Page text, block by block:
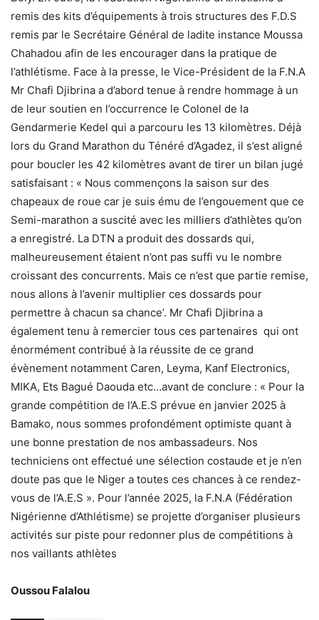
remis des kits d’équipements à trois structures des F.D.S
remis par le Secrétaire Général de ladite instance Moussa
Chahadou afin de les encourager dans la pratique de
l’athlétisme. Face à la presse, le Vice-Président de la F.N.A
Mr Chafi Djibrina a d’abord tenue à rendre hommage à un
de leur soutien en l’occurrence le Colonel de la
Gendarmerie Kedel qui a parcouru les 13 kilomètres. Déjà
lors du Grand Marathon du Ténéré d’Agadez, il s’est aligné
pour boucler les 42 kilomètres avant de tirer un bilan jugé
satisfaisant : « Nous commençons la saison sur des
chapeaux de roue car je suis ému de l’engouement que ce
Semi-marathon a suscité avec les milliers d’athlètes qu’on
a enregistré. La DTN a produit des dossards qui,
malheureusement étaient n’ont pas suffi vu le nombre
croissant des concurrents. Mais ce n’est que partie remise,
nous allons à l’avenir multiplier ces dossards pour
permettre à chacun sa chance’. Mr Chafi Djibrina a
également tenu à remercier tous ces partenaires qui ont
énormément contribué à la réussite de ce grand
évènement notamment Caren, Leyma, Kanf Electronics,
MIKA, Ets Bagué Daouda etc…avant de conclure : « Pour la
grande compétition de l’A.E.S prévue en janvier 2025 à
Bamako, nous sommes profondément optimiste quant à
une bonne prestation de nos ambassadeurs. Nos
techniciens ont effectué une sélection costaude et je n’en
doute pas que le Niger a toutes ces chances à ce rendez-
vous de l’A.E.S ». Pour l’année 2025, la F.N.A (Fédération
Nigérienne d’Athlétisme) se projette d’organiser plusieurs
activités sur piste pour redonner plus de compétitions à
nos vaillants athlètes
Oussou Falalou